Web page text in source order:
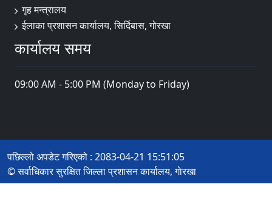
गृह मन्त्रालय
ईलाका प्रशासन कार्यालय, सिर्दिबास, गोरखा
कार्यालय समय
09:00 AM - 5:00 PM (Monday to Friday)
पछिल्लो अपडेट गरिएको : 2083-04-21 15:51:05
© सर्वाधिकार सुरक्षित जिल्ला प्रशासन कार्यालय, गाेरखा